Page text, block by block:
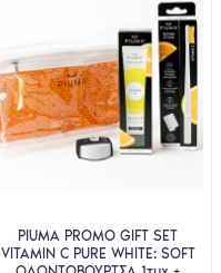
PIUMA PROMO GIFT SET
VITAMIN C PURE WHITE: SOFT